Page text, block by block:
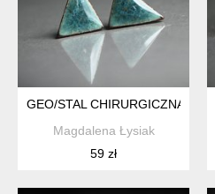
GEO/STAL CHIRURGICZNA/
Magdalena Łysiak
59 zł